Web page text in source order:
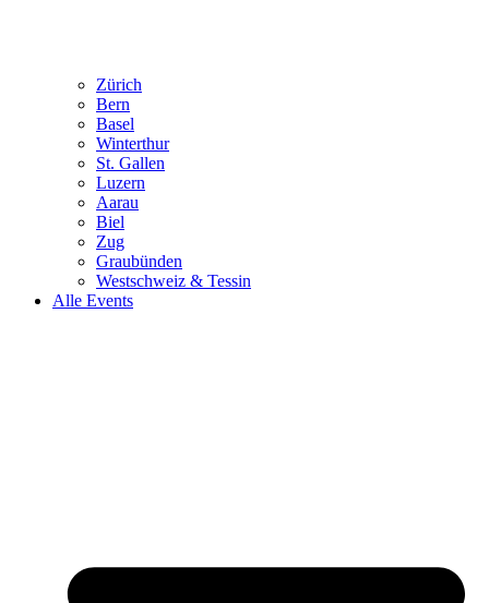
Zürich
Bern
Basel
Winterthur
St. Gallen
Luzern
Aarau
Biel
Zug
Graubünden
Westschweiz & Tessin
Alle Events